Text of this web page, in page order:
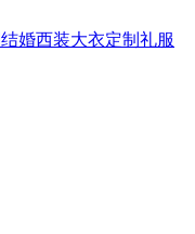
结婚西装大衣定制 礼服